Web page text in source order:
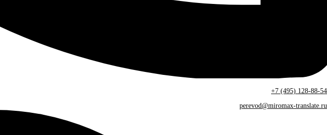
+7 (495) 128-88-54
perevod@miromax-translate.ru